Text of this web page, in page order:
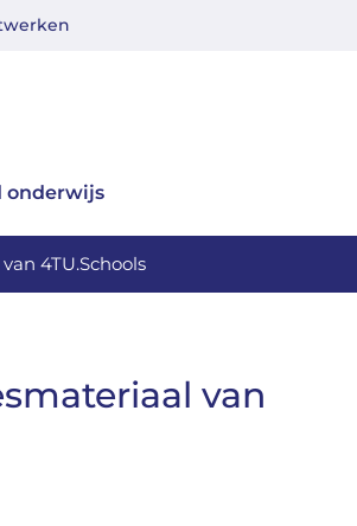
onderwijs
4TU.Schools
van